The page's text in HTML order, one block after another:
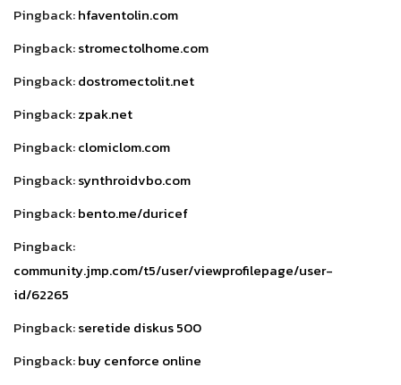
Pingback:hfaventolin.com
Pingback:stromectolhome.com
Pingback:dostromectolit.net
Pingback:zpak.net
Pingback:clomiclom.com
Pingback:synthroidvbo.com
Pingback:bento.me/duricef
Pingback:
community.jmp.com/t5/user/viewprofilepage/user-
id/62265
Pingback:seretide diskus 500
Pingback:buy cenforce online